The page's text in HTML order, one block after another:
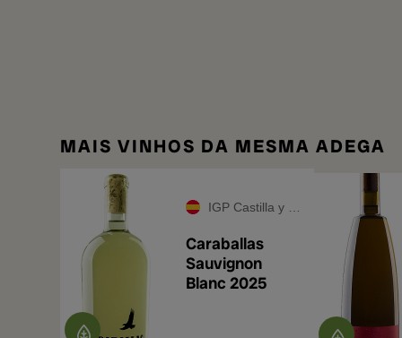
MAIS VINHOS DA MESMA ADEGA
IGP Castilla y León
Caraballas
Sauvignon
Blanc 2025